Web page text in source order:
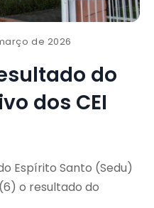
de 2026
do
dos CEI
Espírito Santo (Sedu)
o resultado do